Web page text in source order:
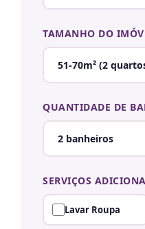
TAMANHO DO
QUANTIDADE DE
SERVIÇOS
Lavar Roupa